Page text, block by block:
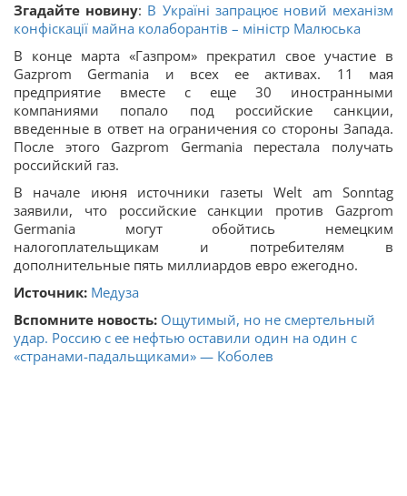
Згадайте новину: В Україні запрацює новий механізм
конфіскації майна колаборантів – міністр Малюська
В конце марта «Газпром» прекратил свое участие в
Gazprom Germaniа и всех ее активах. 11 мая
предприятие вместе с еще 30 иностранными
компаниями попало под российские санкции,
введенные в ответ на ограничения со стороны Запада.
После этого Gazprom Germaniа перестала получать
российский газ.
В начале июня источники газеты Welt am Sonntag
заявили, что российские санкции против Gazprom
Germania могут обойтись немецким
налогоплательщикам и потребителям в
дополнительные пять миллиардов евро ежегодно.
Источник: Медуза
Вспомните новость: Ощутимый, но не смертельный
удар. Россию с ее нефтью оставили один на один с
«странами-падальщиками» — Коболев